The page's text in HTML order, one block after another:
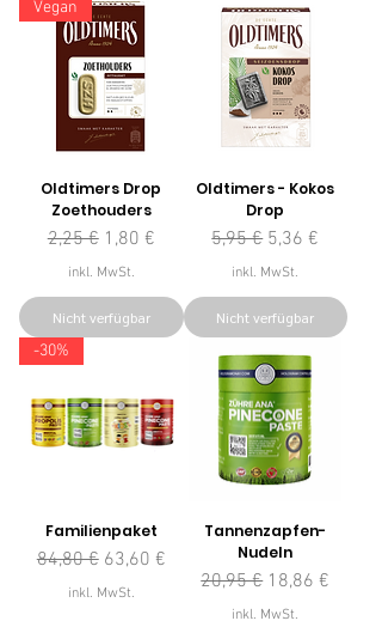
Vegan
Oldtimers Drop
Zoethouders
Standardpreis
2,25 € Sale-Preis
1,80 €
inkl. MwSt.
Nicht verfügbar
Oldtimers - Kokos
Drop
Standardpreis
5,95 € Sale-Preis
5,36 €
inkl. MwSt.
Nicht verfügbar
-30%
Familienpaket
Standardpreis
84,80 € Sale-Preis
63,60 €
inkl. MwSt.
Tannenzapfen-
Nudeln
Standardpreis
20,95 € Sale-Preis
18,86 €
inkl. MwSt.